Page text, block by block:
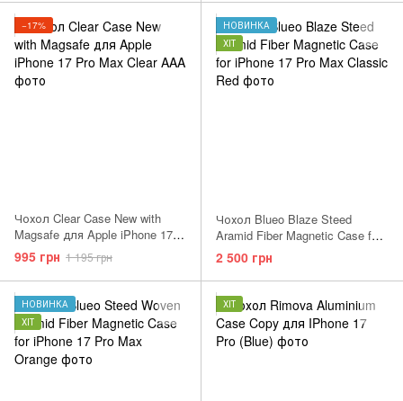
−17%
Чохол Clear Case New with
Magsafe для Apple iPhone 17
Pro Max Clear AAA
995 грн 1 195 грн
НОВИНКА
ХІТ
Чохол Blueo Blaze Steed
Aramid Fiber Magnetic Case for
iPhone 17 Pro Max Classic Red
2 500 грн
НОВИНКА
ХІТ
ХІТ